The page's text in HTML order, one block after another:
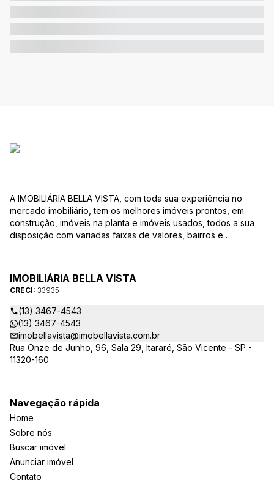
A IMOBILIÁRIA BELLA VISTA, com toda sua experiência no
mercado imobiliário, tem os melhores imóveis prontos, em
construção, imóveis na planta e imóveis usados, todos a sua
disposição com variadas faixas de valores, bairros e
ao CRECI-EE – estarão sempre prontos para responder-lhe
todas as suas dúvidas sobre casas, apartamentos, terrenos,
salas comerciais e outros produtos imobiliários.
IMOBILIÁRIA BELLA VISTA
CRECI: 33935
(13) 3467-4543
(13) 3467-4543
imobellavista@imobellavista.com.br
Rua Onze de Junho, 96, Sala 29, Itararé, São Vicente - SP -
11320-160
Navegação rápida
Home
Sobre nós
Buscar imóvel
Anunciar imóvel
Contato